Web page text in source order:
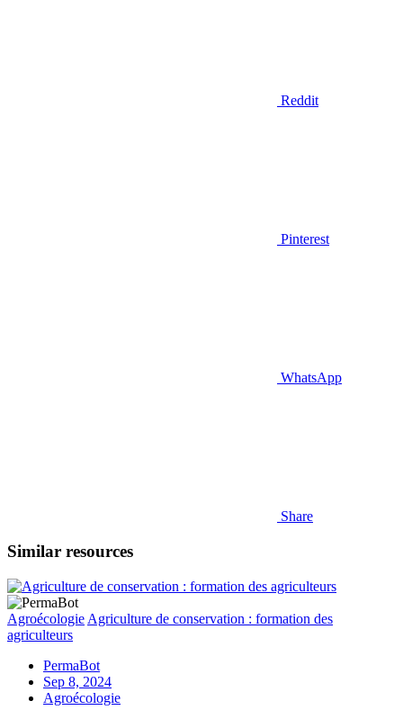
Reddit
Pinterest
WhatsApp
Share
Similar resources
Agroécologie Agriculture de conservation : formation des
agriculteurs
PermaBot
Sep 8, 2024
Agroécologie